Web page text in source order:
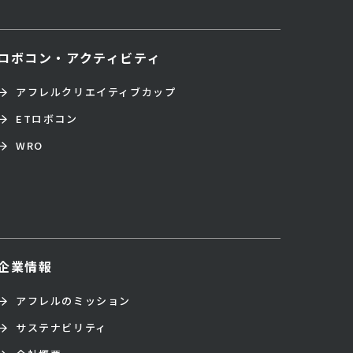
ボコン・アクティビティ
アフレルクリエイティブカップ
ETロボコン
WRO
業情報
アフレルのミッション
サステナビリティ